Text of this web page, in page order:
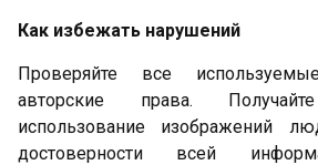
Как избежать нарушений
Проверяйте все
авторские права.
использование изображений
достоверности всей